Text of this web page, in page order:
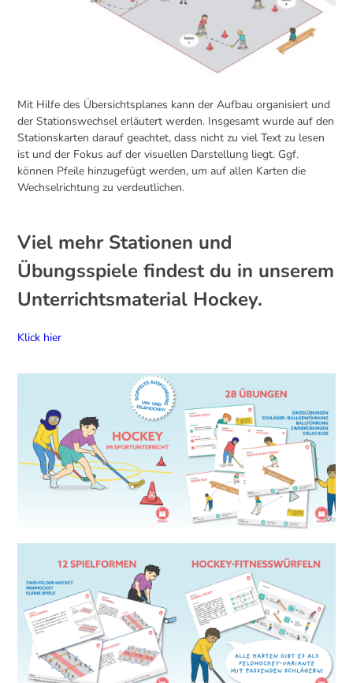
Mit Hilfe des Übersichtsplanes kann der Aufbau organisiert und
der Stationswechsel erläutert werden. Insgesamt wurde auf den
Stationskarten darauf geachtet, dass nicht zu viel Text zu lesen
ist und der Fokus auf der visuellen Darstellung liegt. Ggf.
können Pfeile hinzugefügt werden, um auf allen Karten die
Wechselrichtung zu verdeutlichen.
Viel mehr Stationen und
Übungsspiele findest du in unserem
Unterrichtsmaterial Hockey.
Klick hier